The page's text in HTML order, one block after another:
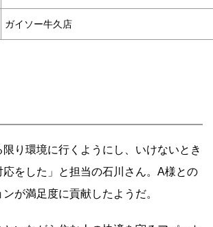
ガイソー牛久店
限り環境に行くようにし、いけないとき
応をした」と担当の石川さん。A様との
が満足度に貢献したようだ。